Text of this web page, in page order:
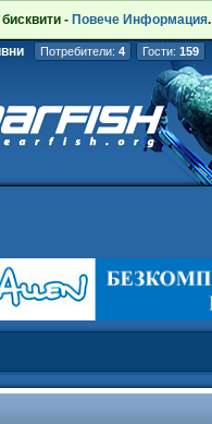
- Повече Информация.
Потребители: 4 Гости: 159